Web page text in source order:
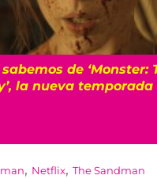
The Lizzie
en Netflix
La
, Netflix,The Sandman